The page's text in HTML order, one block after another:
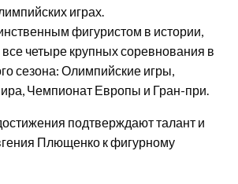
играх.
фигуристом в истории,
четыре крупных соревнования в
сезона: Олимпийские игры,
Чемпионат Европы и Гран-при.
подтверждают талант и
Плющенко к фигурному